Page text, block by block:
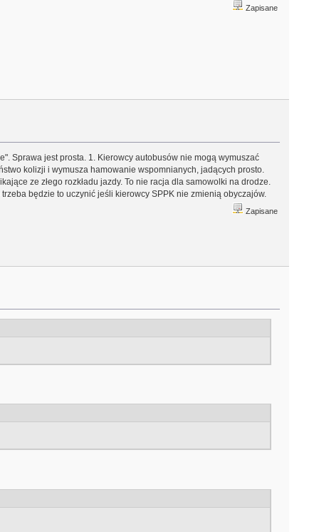
Zapisane
Sprawa jest prosta. 1. Kierowcy autobusów nie mogą wymuszać
kolizji i wymusza hamowanie wspomnianych, jadących prosto.
ze złego rozkładu jazdy. To nie racja dla samowolki na drodze.
będzie to uczynić jeśli kierowcy SPPK nie zmienią obyczajów.
Zapisane